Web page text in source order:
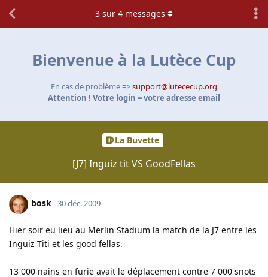
Bienvenue à la Lutèce Cup
En cas de problème =>support@lutececup.org
Attention ! Votre login = votre adresse email
La Buvette
[J7] Inguiz tit VS GoodFellas
3 sur 4 messages
bosk 30 déc. 2009
Hier soir eu lieu au Merlin Stadium la match de la J7 entre les
Inguiz Titi et les good fellas.
13 000 nains en furie avait le déplacement contre 7 000 snots